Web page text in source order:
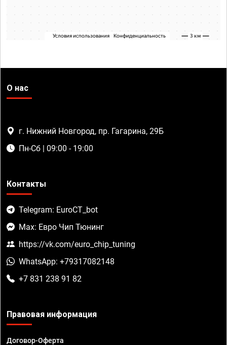
О нас
г. Нижний Новгород, пр. Гагарина, 29Б
Пн-Сб | 09:00 - 19:00
Контакты
Telegram: EuroCT_bot
Max: Евро Чип Тюнинг
https://vk.com/euro_chip_tuning
WhatsApp: +79317082148
+7 831 238 91 82
Правовая информация
Договор-Оферта